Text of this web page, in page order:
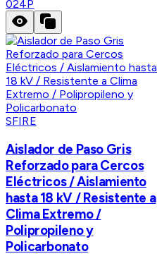
024P
SFIRE
Aislador de Paso Gris
Reforzado para Cercos
Eléctricos / Aislamiento
hasta 18 kV / Resistente a
Clima Extremo /
Polipropileno y
Policarbonato